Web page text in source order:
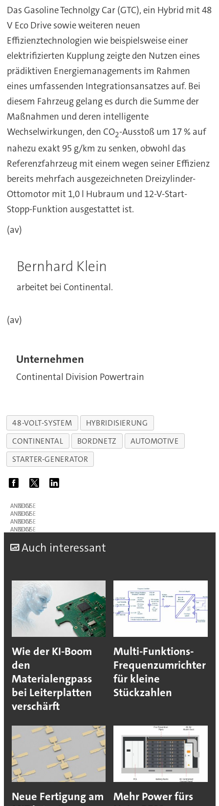
Das Gasoline Technolgy Car (GTC), ein Hybrid mit 48
V Eco Drive sowie weiteren neuen
Effizienztechnologien wie beispielsweise einer
elektrifizierten Kupplung zeigte den Nutzen eines
prädiktiven Energiemanagements im Rahmen
eines umfassenden Integrationsansatzes auf. Bei
diesem Fahrzeug gelang es durch die Summe der
Maßnahmen und deren intelligente
Wechselwirkungen, den CO2-Ausstoß um 17 % auf
nahezu exakt 95 g/km zu senken, obwohl das
Referenzfahrzeug mit einem wegen seiner Effizienz
bereits mehrfach ausgezeichneten Dreizylinder-
Ottomotor mit 1,0 l Hubraum und 12-V-Start-
Stopp-Funktion ausgestattet ist.
(av)
Bernhard Klein
arbeitet bei Continental.
(av)
Unternehmen
Continental Division Powertrain
48-VOLT-SYSTEM
HYBRIDISIERUNG
CONTINENTAL
BORDNETZ
AUTOMOTIVE
STARTER-GENERATOR
ANZEIGE
ANZEIGE
ANZEIGE
ANZEIGE
Auch interessant
Wie der KI-Boom
den
Materialengpass
bei Leiterplatten
verschärft
Multi-Funktions-
Frequenzumrichter
für kleine
Stückzahlen
Neue Fertigung am
Mehr Power fürs